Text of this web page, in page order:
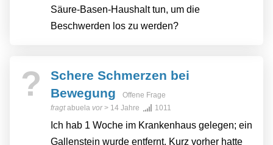
Säure-Basen-Haushalt tun, um die
Beschwerden los zu werden?
?
Schere Schmerzen bei
Bewegung
Offene Frage
fragtabuela vor> 14 Jahre 1011
Ich hab 1 Woche im Krankenhaus gelegen; ein
Gallenstein wurde entfernt. Kurz vorher hatte